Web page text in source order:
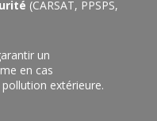
(CARSAT, PPSPS,
un
en cas
extérieure.